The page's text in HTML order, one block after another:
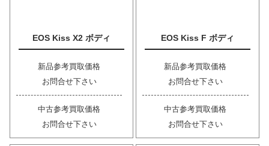
EOS Kiss X2 ボディ
新品参考買取価格
お問合せ下さい
中古参考買取価格
お問合せ下さい
EOS Kiss F ボディ
新品参考買取価格
お問合せ下さい
中古参考買取価格
お問合せ下さい